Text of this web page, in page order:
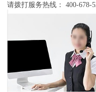
请拨打服务热线： 400-678-